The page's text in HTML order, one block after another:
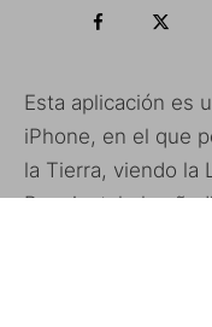
Esta aplicación es
iPhone, en el que
la Tierra, viendo la
Para instalarlo